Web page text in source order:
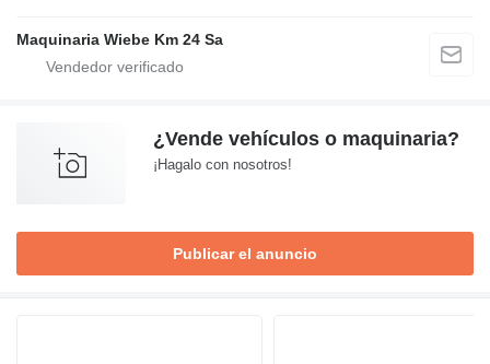
Maquinaria Wiebe Km 24 Sa
¿Vende vehículos o maquinaria?
¡Hagalo con nosotros!
Publicar el anuncio